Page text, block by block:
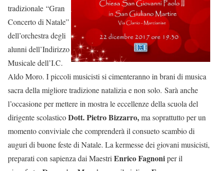
tradizionale “Gran
Concerto di Natale”
dell’orchestra degli
alunni dell’Indirizzo
Musicale dell’I.C.
Aldo Moro. I piccoli musicisti si cimenteranno in brani di musica
sacra della migliore tradizione natalizia e non solo. Sarà anche
l’occasione per mettere in mostra le eccellenze della scuola del
dirigente scolasticoDott. Pietro Bizzarro,ma soprattutto per un
momento conviviale che comprenderà il consueto scambio di
auguri di buone feste di Natale. La kermesse dei giovani musicisti,
preparati con sapienza dai Maestri Enrico Fagnoniper il